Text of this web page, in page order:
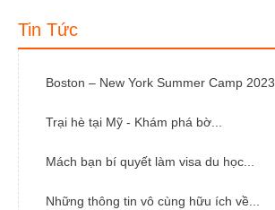
Tin Tức
Boston – New York Summer Camp 2023
Trại hè tại Mỹ - Khám phá bờ...
Mách bạn bí quyết làm visa du học...
Những thông tin vô cùng hữu ích về...